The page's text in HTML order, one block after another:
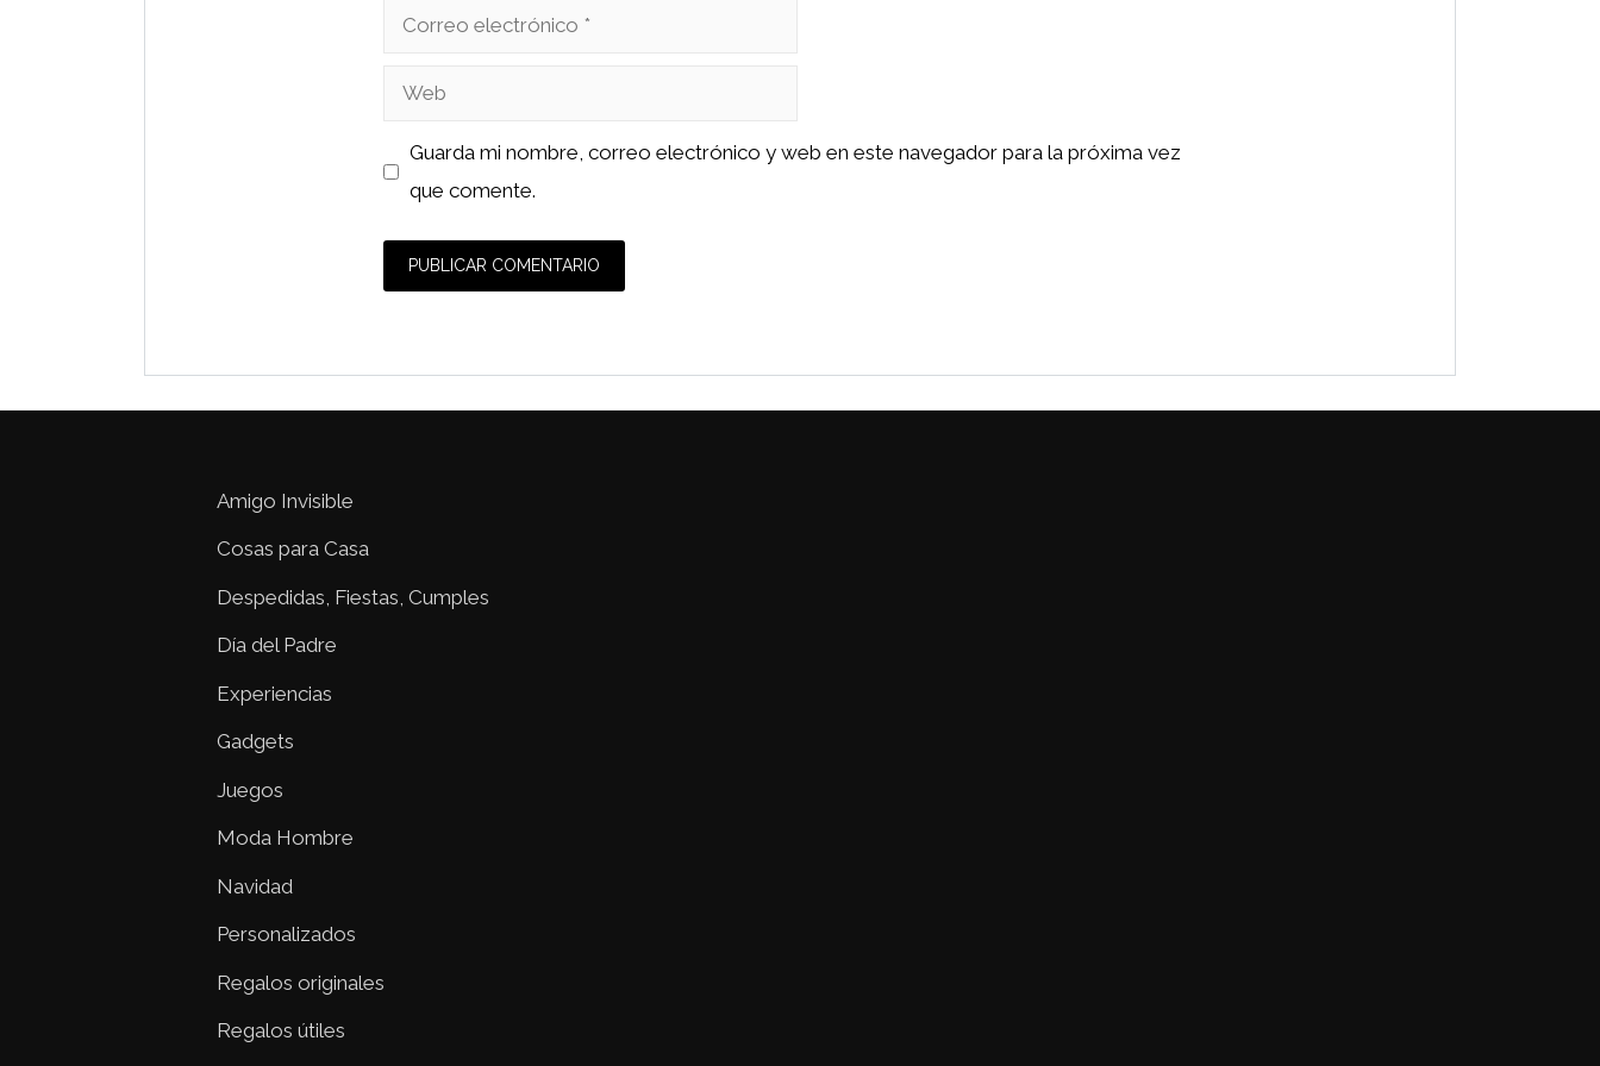
Correo
Web
Guarda mi nombre, correo electrónico y web en este navegador para la próxima vez
que comente.
Amigo Invisible
Cosas para Casa
Despedidas, Fiestas, Cumples
Día del Padre
Experiencias
Gadgets
Juegos
Moda Hombre
Navidad
Personalizados
Regalos originales
Regalos útiles